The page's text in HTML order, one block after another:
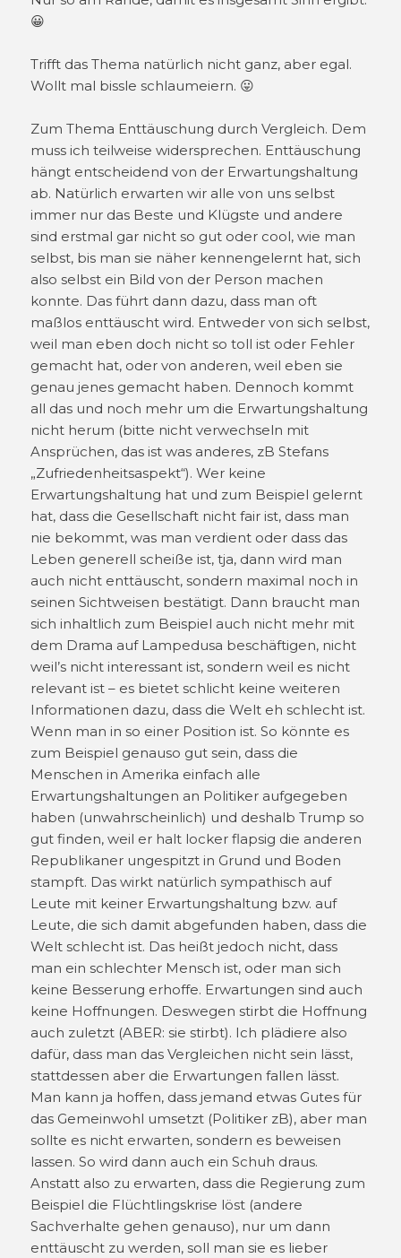
😀
Trifft das Thema natürlich nicht ganz, aber egal.
Wollt mal bissle schlaumeiern. 😛
Zum Thema Enttäuschung durch Vergleich. Dem
muss ich teilweise widersprechen. Enttäuschung
hängt entscheidend von der Erwartungshaltung
ab. Natürlich erwarten wir alle von uns selbst
immer nur das Beste und Klügste und andere
sind erstmal gar nicht so gut oder cool, wie man
selbst, bis man sie näher kennengelernt hat, sich
also selbst ein Bild von der Person machen
konnte. Das führt dann dazu, dass man oft
maßlos enttäuscht wird. Entweder von sich selbst,
weil man eben doch nicht so toll ist oder Fehler
gemacht hat, oder von anderen, weil eben sie
genau jenes gemacht haben. Dennoch kommt
all das und noch mehr um die Erwartungshaltung
nicht herum (bitte nicht verwechseln mit
Ansprüchen, das ist was anderes, zB Stefans
„Zufriedenheitsaspekt“). Wer keine
Erwartungshaltung hat und zum Beispiel gelernt
hat, dass die Gesellschaft nicht fair ist, dass man
nie bekommt, was man verdient oder dass das
Leben generell scheiße ist, tja, dann wird man
auch nicht enttäuscht, sondern maximal noch in
seinen Sichtweisen bestätigt. Dann braucht man
sich inhaltlich zum Beispiel auch nicht mehr mit
dem Drama auf Lampedusa beschäftigen, nicht
weil’s nicht interessant ist, sondern weil es nicht
relevant ist – es bietet schlicht keine weiteren
Informationen dazu, dass die Welt eh schlecht ist.
Wenn man in so einer Position ist. So könnte es
zum Beispiel genauso gut sein, dass die
Menschen in Amerika einfach alle
Erwartungshaltungen an Politiker aufgegeben
haben (unwahrscheinlich) und deshalb Trump so
gut finden, weil er halt locker flapsig die anderen
Republikaner ungespitzt in Grund und Boden
stampft. Das wirkt natürlich sympathisch auf
Leute mit keiner Erwartungshaltung bzw. auf
Leute, die sich damit abgefunden haben, dass die
Welt schlecht ist. Das heißt jedoch nicht, dass
man ein schlechter Mensch ist, oder man sich
keine Besserung erhoffe. Erwartungen sind auch
keine Hoffnungen. Deswegen stirbt die Hoffnung
auch zuletzt (ABER: sie stirbt). Ich plädiere also
dafür, dass man das Vergleichen nicht sein lässt,
stattdessen aber die Erwartungen fallen lässt.
Man kann ja hoffen, dass jemand etwas Gutes für
das Gemeinwohl umsetzt (Politiker zB), aber man
sollte es nicht erwarten, sondern es beweisen
lassen. So wird dann auch ein Schuh draus.
Anstatt also zu erwarten, dass die Regierung zum
Beispiel die Flüchtlingskrise löst (andere
Sachverhalte gehen genauso), nur um dann
enttäuscht zu werden, soll man sie es lieber